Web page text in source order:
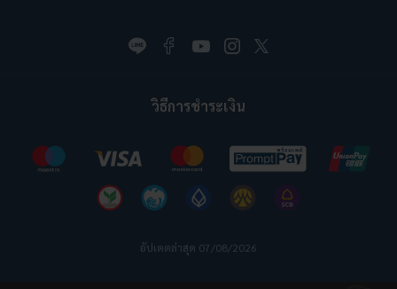
วิธีการชำระเงิน
อัปเดตล่าสุด 07/08/2026